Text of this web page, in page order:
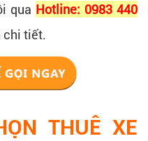
qua Hotline: 0983 440
chi tiết.
THUÊ XE